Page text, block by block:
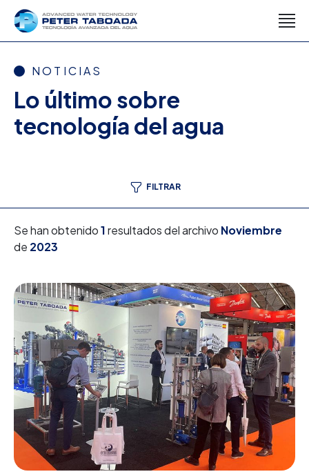
NOTICIAS
Lo último sobre
tecnología del agua
FILTRAR
Se han obtenido1resultados del archivo Noviembre
de 2023